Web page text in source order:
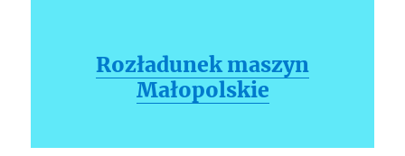
Rozładunek maszyn
Małopolskie